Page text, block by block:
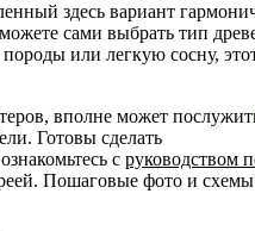
здесь вариант
сами выбрать тип
или легкую сосну,
вполне может
Готовы сделать
с руководством
Пошаговые фото и схемы